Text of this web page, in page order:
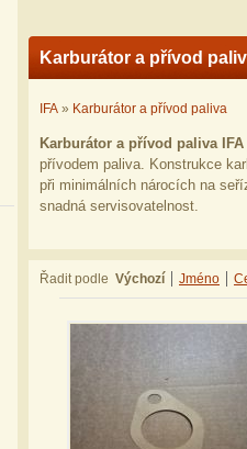
Karburátor a přívod
IFA » Karburátor a přívod paliva
Karburátor a přívod paliva IFA
přívodem paliva. Konstrukce
při minimálních nárocích na
snadná servisovatelnost.
Řadit podle Výchozí Jméno